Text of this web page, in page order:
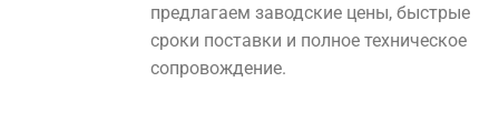
предлагаем заводские цены, быстрые
сроки поставки и полное техническое
сопровождение.